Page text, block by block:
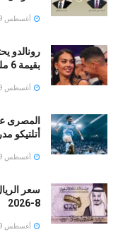
أغسطس 9, 2026
رونالدو
بقيمة 6 مليون يورو
أغسطس 9, 2026
المصرى
أتلتيكو
أغسطس 9, 2026
8-2026
أغسطس 9, 2026